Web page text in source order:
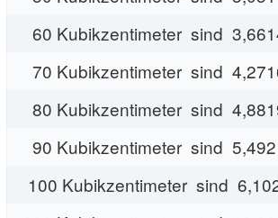
60 Kubikzentimeter sind
70 Kubikzentimeter sind
80 Kubikzentimeter sind
90 Kubikzentimeter sind
100 Kubikzentimeter sind